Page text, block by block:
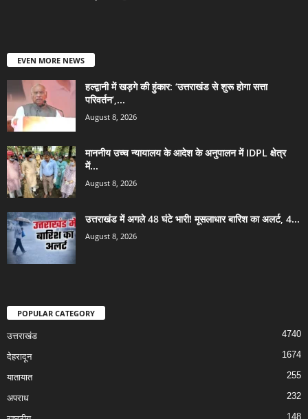
EVEN MORE NEWS
हल्द्वानी में खड़गे की हुंकार: ‘उत्तराखंड से शुरू होगा सत्ता
परिवर्तन’,...
August 8, 2026
माननीय उच्च न्यायालय के आदेश के अनुपालन में IDPL क्षेत्र
में...
August 8, 2026
उत्तराखंड में अगले 48 घंटे भारी! मूसलाधार बारिश का अलर्ट, 4...
August 8, 2026
POPULAR CATEGORY
उत्तराखंड 4740
देहरादून 1674
यातायात 255
अपराध 232
148